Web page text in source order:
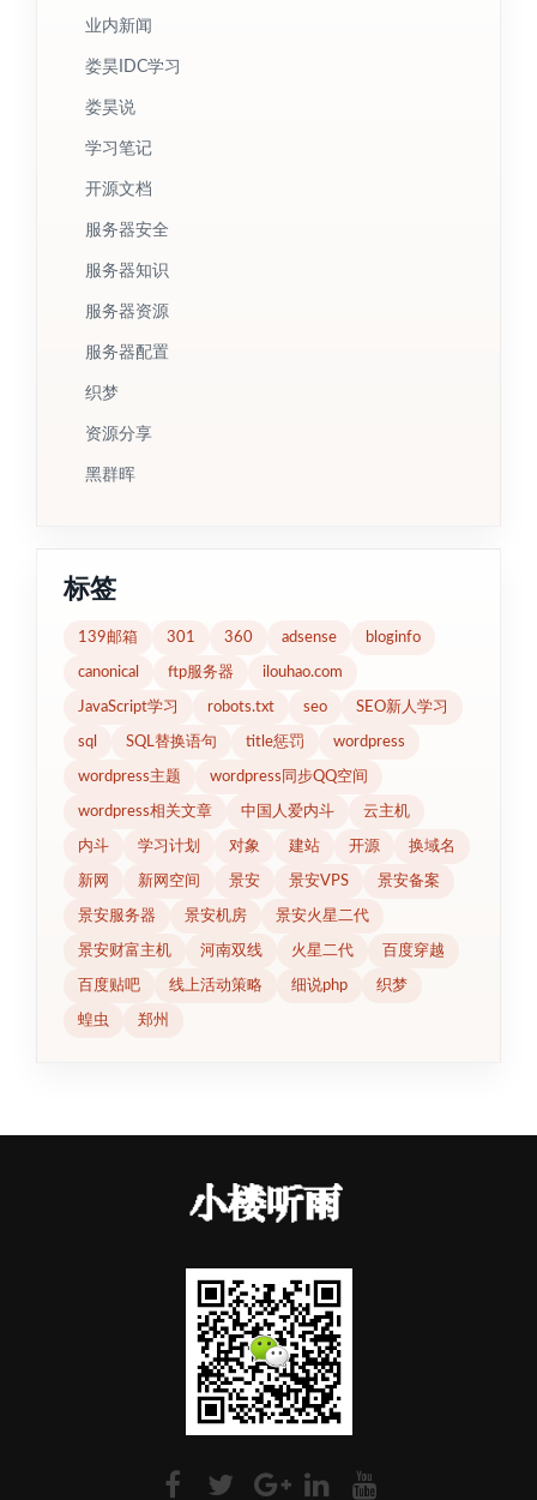
业内新闻
娄昊IDC学习
娄昊说
学习笔记
开源文档
服务器安全
服务器知识
服务器资源
服务器配置
织梦
资源分享
黑群晖
标签
139邮箱 301 360 adsense bloginfo
canonical ftp服务器 ilouhao.com
JavaScript学习 robots.txt seo SEO新人学习
sql SQL替换语句 title惩罚 wordpress
wordpress主题 wordpress同步QQ空间
wordpress相关文章 中国人爱内斗 云主机
内斗 学习计划 对象 建站 开源 换域名
新网 新网空间 景安 景安VPS 景安备案
景安服务器 景安机房 景安火星二代
景安财富主机 河南双线 火星二代 百度穿越
百度贴吧 线上活动策略 细说php 织梦
蝗虫 郑州